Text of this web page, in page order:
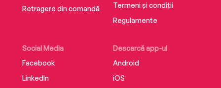
Retragere din comandă
Social Media
Facebook
LinkedIn
Descarcă app-ul
Android
iOS
Termeni și condiții
Regulamente